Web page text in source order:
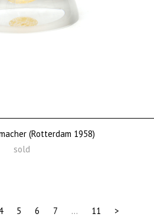
(Rotterdam 1958)
sold
5 6 7 … 11 >